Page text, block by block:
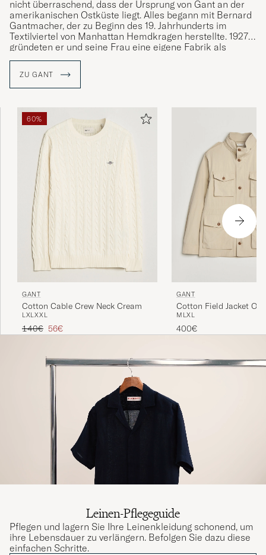
nicht überraschend, dass der Ursprung von Gant an der
amerikanischen Ostküste liegt. Alles begann mit Bernard
Gantmacher, der zu Beginn des 19. Jahrhunderts im
Textilviertel von Manhattan Hemdkragen herstellte. 1927
gründeten er und seine Frau eine eigene Fabrik als
Subunternehmer für andere Marken. Die Hemden, die für
mehr an Popularität. Im Jahr 1949 gründete die Familie
Gantmacher zusammen mit ihren Söhne die Marke Gant.
Gant wurde vom Preppy-Stil geprägt wie der Style von der
Marke selbst und ist seit seiner Gründung mit klassischen
Kleidungsstücken wie dem Button-Down-Hemd, der
khakifarbenen Chinohose und dem Rugby-Shirt an der
Definition des klassischen, amerikanischen College-Stils
beteiligt.
ZU GANT
60%
GANT
Cotton Cable Crew Neck Cream
LXLXXL
Regulärer Preis
140€ Reduzierter Preis
56€
GANT
Cotton Field Jacket Oat
M LXL
400€
Leinen-Pflegeguide
Pflegen und lagern Sie Ihre Leinenkleidung schonend, um
ihre Lebensdauer zu verlängern. Befolgen Sie dazu diese
einfachen Schritte.